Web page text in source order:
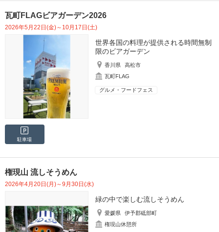
瓦町FLAGビアガーデン2026
2026年5月22日(金)～10月17日(土)
世界各国の料理が提供される時間無制
限のビアガーデン
香川県
高松市
瓦町FLAG
グルメ・フードフェス
駐車場
権現山 流しそうめん
2026年4月20日(月)～9月30日(水)
緑の中で楽しむ流しそうめん
愛媛県
伊予郡砥部町
権現山休憩所